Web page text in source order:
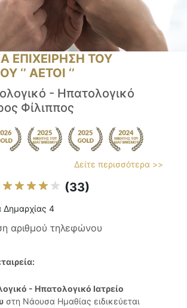
ΕΠΙΧΕΙΡΗΣΗ ΤΟΥ
‘’ ΑΕΤΟΙ ‘’
- Ηπατολογικό
Φίλιππος
Δείτε περισσότερα >>
(33)
Δημαρχίας 4
αριθμού τηλεφώνου
- Ηπατολογικό Ιατρείο
στη Νάουσα Ημαθίας ειδικεύεται